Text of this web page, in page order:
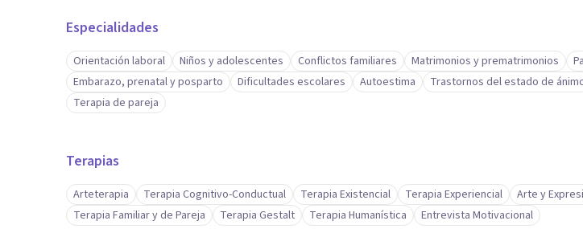
Mis pilares son:
- Vivir en el aquí y ahora.
- Ser congruente con lo que se piensa, dice y actúa.
- La sinceridad y la honestidad.
- La responsabilidad sobre cada una de las decisiones que se toman.
- El amor propio, a los demás y a la naturaleza.
Especialidades
Orientación laboral Niños y adolescentes Conflictos familiares Matrimonios y prematrimonios
Embarazo, prenatal y posparto
Dificultades escolares Autoestima
Trastornos del estado de
Terapia de pareja
Terapias
Arteterapia Terapia Cognitivo-Conductual Terapia Existencial Terapia Experiencial
Arte y
Terapia Familiar y de Pareja
Terapia Gestalt Terapia Humanística Entrevista Motivacional